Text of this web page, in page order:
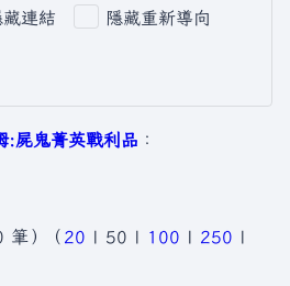
藏連結 隱藏重新導向
:屍鬼菁英戰利品 ：
筆 ）（ 20 | 50 | 100 | 250 |